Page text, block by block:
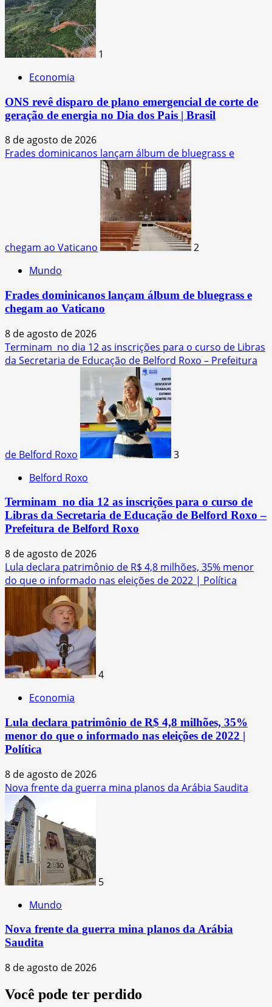
1
Economia
ONS revê disparo de plano emergencial de corte de
geração de energia no Dia dos Pais | Brasil
8 de agosto de 2026
Frades dominicanos lançam álbum de bluegrass e
chegam ao Vaticano
2
Mundo
Frades dominicanos lançam álbum de bluegrass e
chegam ao Vaticano
8 de agosto de 2026
Terminam no dia 12 as inscrições para o curso de Libras
da Secretaria de Educação de Belford Roxo – Prefeitura
de Belford Roxo
3
Belford Roxo
Terminam no dia 12 as inscrições para o curso de
Libras da Secretaria de Educação de Belford Roxo –
Prefeitura de Belford Roxo
8 de agosto de 2026
Lula declara patrimônio de R$ 4,8 milhões, 35% menor
do que o informado nas eleições de 2022 | Política
4
Economia
Lula declara patrimônio de R$ 4,8 milhões, 35%
menor do que o informado nas eleições de 2022 |
Política
8 de agosto de 2026
Nova frente da guerra mina planos da Arábia Saudita
5
Mundo
Nova frente da guerra mina planos da Arábia
Saudita
8 de agosto de 2026
Você pode ter perdido